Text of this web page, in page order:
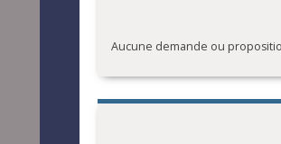
Aucune demande ou